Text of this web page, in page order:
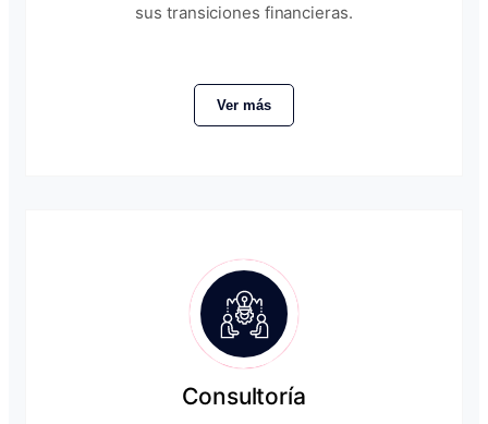
sus transiciones financieras.
Ver más
Consultoría